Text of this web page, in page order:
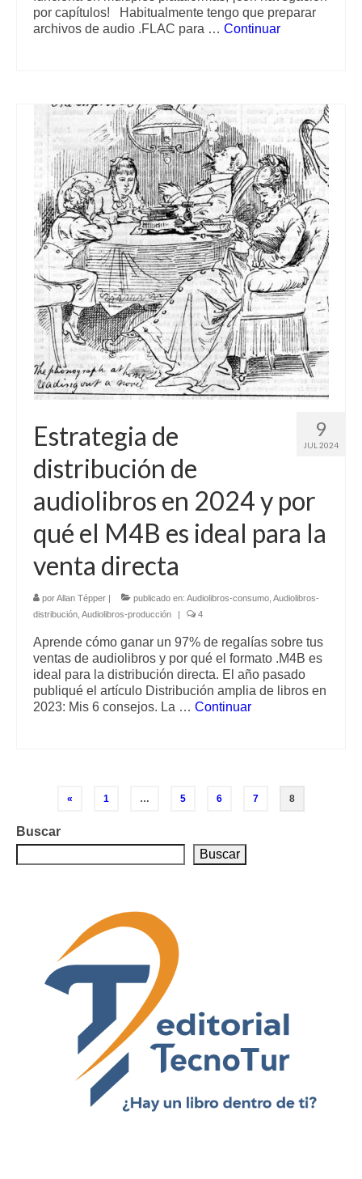
por capítulos! Habitualmente tengo que preparar
archivos de audio .FLAC para … Continuar
9
JUL 2024
Estrategia de
distribución de
audiolibros en 2024 y por
qué el M4B es ideal para la
venta directa
porAllan Tépper publicado en: Audiolibros-consumo Audiolibros-
distribución Audiolibros-producción 4
Aprende cómo ganar un 97% de regalías sobre tus
ventas de audiolibros y por qué el formato .M4B es
ideal para la distribución directa. El año pasado
publiqué el artículo Distribución amplia de libros en
2023: Mis 6 consejos. La … Continuar
Paginación
de
entradas
« 1 … 5 6 7 8
Buscar
Buscar